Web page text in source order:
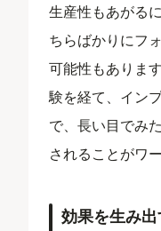
生産性もあがる
ちらばかりにフ
可能性もありま
験を経て、イン
で、長い目でみ
されることがワ
効果を生み